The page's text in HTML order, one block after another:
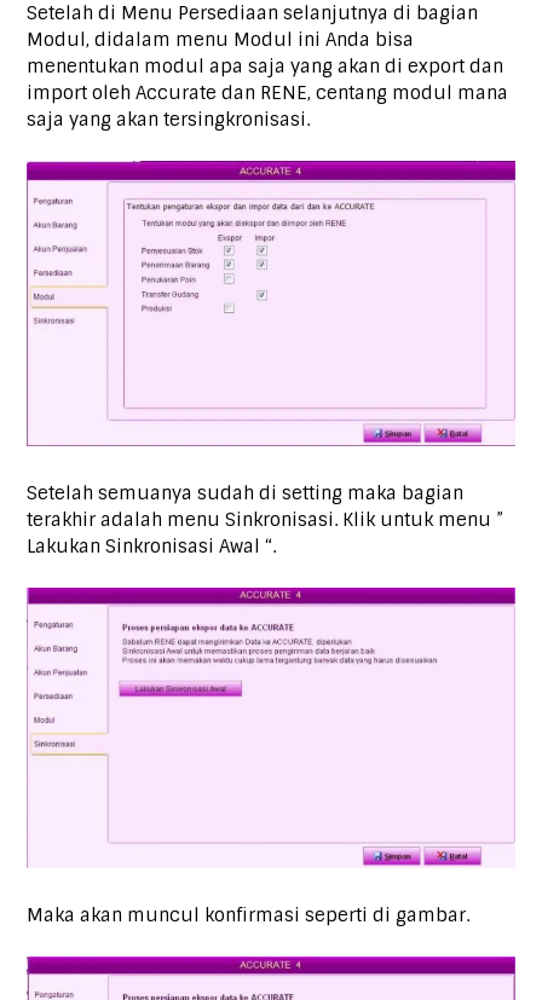
Setelah di Menu Persediaan selanjutnya di bagian
Modul, didalam menu Modul ini Anda bisa
menentukan modul apa saja yang akan di export dan
import oleh Accurate dan RENE, centang modul mana
saja yang akan tersingkronisasi.
Setelah semuanya sudah di setting maka bagian
terakhir adalah menu Sinkronisasi. Klik untuk menu ”
Lakukan Sinkronisasi Awal “.
Maka akan muncul konfirmasi seperti di gambar.